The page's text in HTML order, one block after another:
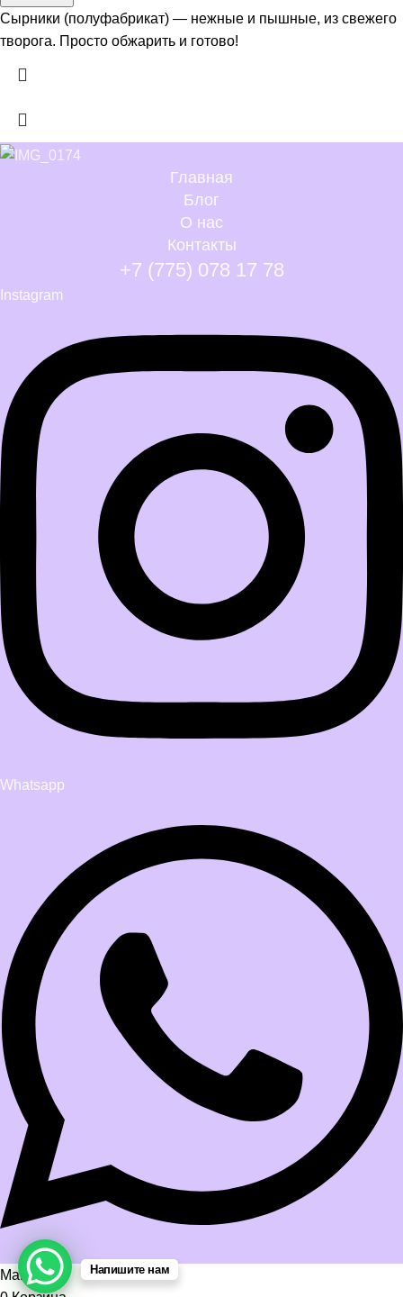
Сырники (полуфабрикат) — нежные и пышные, из свежего
творога. Просто обжарить и готово!
Главная
Блог
О нас
Контакты
+7 (775) 078 17 78
Instagram
Whatsapp
Напишите нам
Магазин